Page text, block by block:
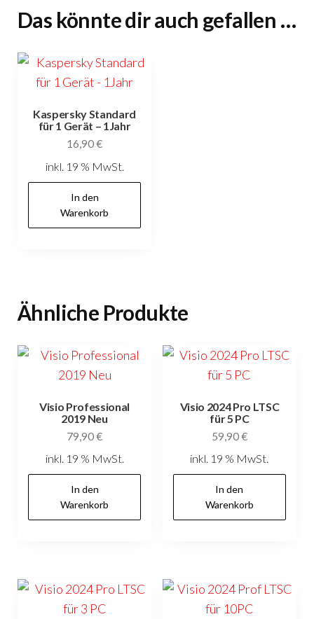
Das könnte dir auch gefallen …
Kaspersky Standard
für 1 Gerät – 1Jahr
16,90€
inkl. 19 % MwSt.
In den
Warenkorb
Ähnliche Produkte
Visio Professional
2019 Neu
79,90€
inkl. 19 % MwSt.
In den
Warenkorb
Visio 2024 Pro LTSC
für 5 PC
59,90€
inkl. 19 % MwSt.
In den
Warenkorb